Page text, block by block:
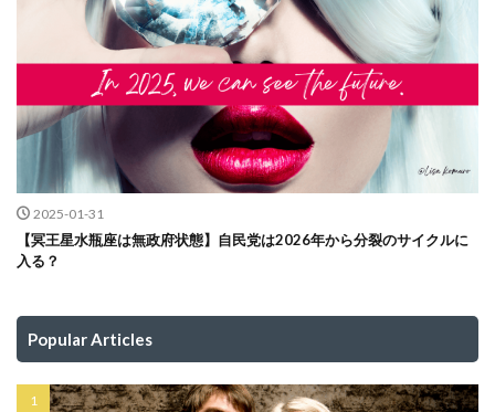
2025-01-31
【冥王星水瓶座は無政府状態】自民党は2026年から分裂のサイクルに
入る？
Popular Articles